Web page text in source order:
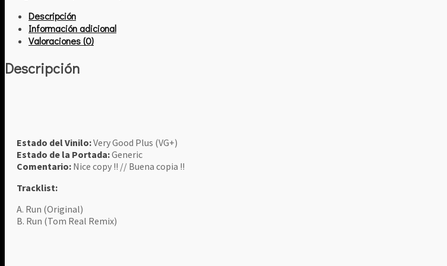
Descripción
Información adicional
Valoraciones (0)
Descripción
Estado del Vinilo:Very Good Plus (VG+)
Estado de la Portada:Generic
Comentario: Nice copy !! // Buena copia !!
Tracklist:
A. Run (Original)
B. Run (Tom Real Remix)